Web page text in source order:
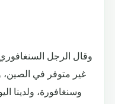
غير متوفر في
وسنغافورة، ولدينا